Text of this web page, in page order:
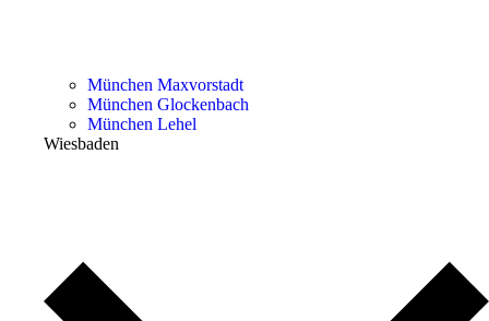
München Maxvorstadt
München Glockenbach
München Lehel
Wiesbaden